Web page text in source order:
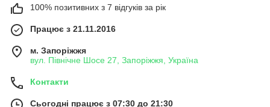
100% позитивних з 7 відгуків за рік
Працює з 21.11.2016
м. Запоріжжя
вул. Північне Шосе 27, Запоріжжя, Україна
Контакти
Сьогодні працює з 07:30 до 21:30